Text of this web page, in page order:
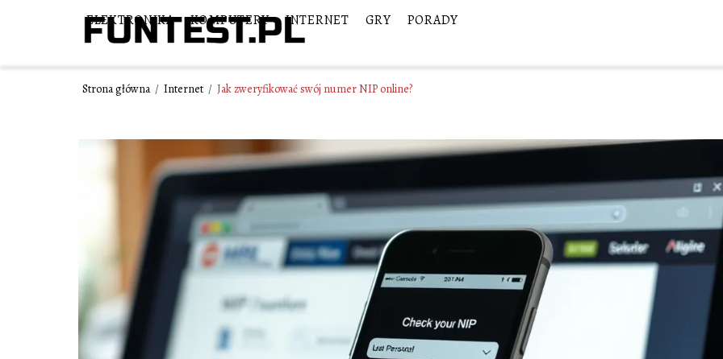
ELEKTRONIKA KOMPUTERY INTERNET GRY PORADY
Strona główna / Internet / Jak zweryfikować swój numer NIP online?